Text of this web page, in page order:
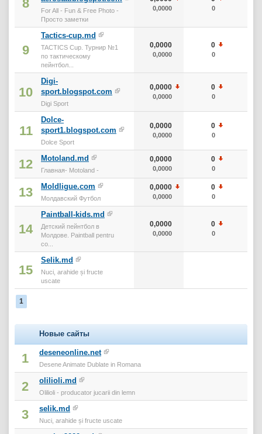
8
For All - Fun & Free Photo -
Просто заметки
0,0000 0
9
Tactics-cup.md
TACTICS Cup. Турнир №1
по тактическому
пейнтбол...
0,0000
0,0000
0
0
10
Digi-
sport.blogspot.com
Digi Sport
0,0000
0,0000
0
0
11
Dolce-
sport1.blogspot.com
Dolce Sport
0,0000
0,0000
0
0
12 Motoland.md
Главная- Motoland -
0,0000
0,0000
0
0
13 Moldligue.com
Молдавский Футбол
0,0000
0,0000
0
0
14
Paintball-kids.md
Детский пейнтбол в
Молдове. Paintball pentru
co...
0,0000
0,0000
0
0
15
Selik.md
Nuci, arahide și fructe
uscate
1
Новые сайты
1 deseneonline.net
Desene Animate Dublate in Romana
2 olilioli.md
Olilioli - producator jucarii din lemn
3 selik.md
Nuci, arahide și fructe uscate